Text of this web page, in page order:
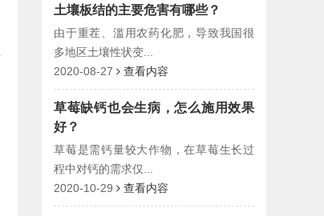
土壤板结的主要危害有哪些？
由于重茬、滥用农药化肥，导致我国很
多地区土壤性状变...
2020-08-27
查看内容
草莓缺钙也会生病，怎么施用效果
好？
草莓是需钙量较大作物，在草莓生长过
程中对钙的需求仅...
2020-10-29
查看内容